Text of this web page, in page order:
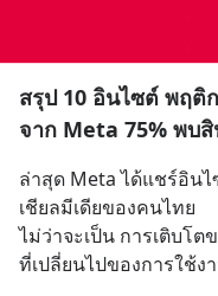
สรุป 10 อินไซต์ พฤติ
จาก Meta 75% พบ
ล่าสุด Meta ได้แชร์อิน
เชียลมีเดียของคนไทย
ไม่ว่าจะเป็น การเติบโ
ที่เปลี่ยนไปของการใช้ง